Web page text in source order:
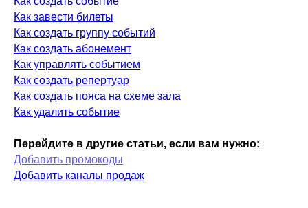
Как завести билеты
Как создать группу событий
Как создать абонемент
Как управлять событием
Как создать репертуар
Как создать пояса на схеме зала
Как удалить событие
Перейдите в другие статьи, если вам нужно:
Добавить промокоды
Добавить каналы продаж